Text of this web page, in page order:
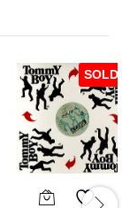
SOLD